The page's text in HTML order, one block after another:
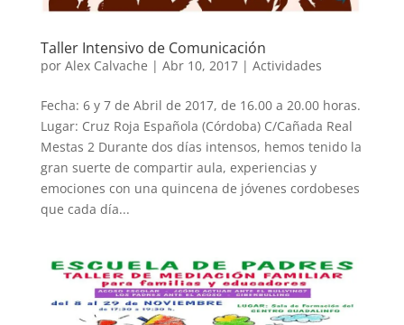
Taller Intensivo de Comunicación
por Alex Calvache | Abr 10, 2017| Actividades
Fecha: 6 y 7 de Abril de 2017, de 16.00 a 20.00 horas.
Lugar: Cruz Roja Española (Córdoba) C/Cañada Real
Mestas 2 Durante dos días intensos, hemos tenido la
gran suerte de compartir aula, experiencias y
emociones con una quincena de jóvenes cordobeses
que cada día...